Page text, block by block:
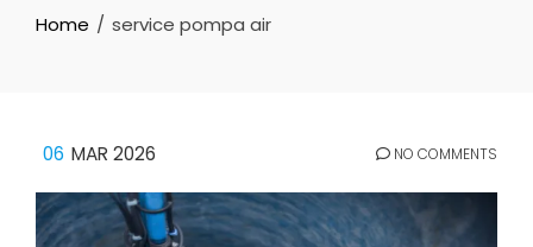
Home service pompa air
06 MAR 2026 NO COMMENTS